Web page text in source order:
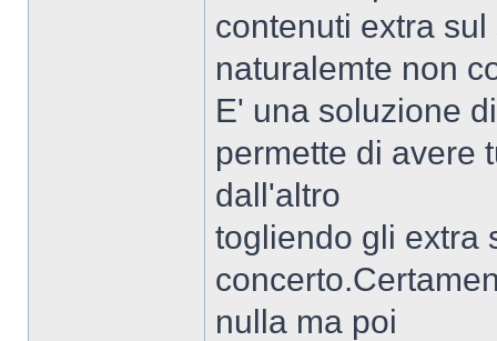
contenuti extra
naturalemte non
E' una soluzione
permette di avere
dall'altro
togliendo gli extra
nulla ma poi